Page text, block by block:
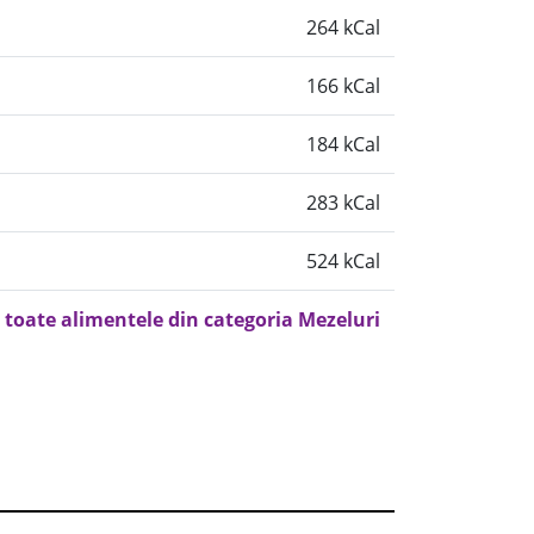
264 kCal
166 kCal
184 kCal
283 kCal
524 kCal
toate alimentele din categoria Mezeluri